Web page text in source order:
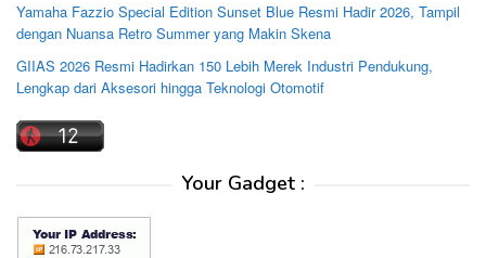
Yamaha Fazzio Special Edition Sunset Blue Resmi Hadir 2026, Tampil
dengan Nuansa Retro Summer yang Makin Skena
GIIAS 2026 Resmi Hadirkan 150 Lebih Merek Industri Pendukung,
Lengkap dari Aksesori hingga Teknologi Otomotif
Your Gadget :